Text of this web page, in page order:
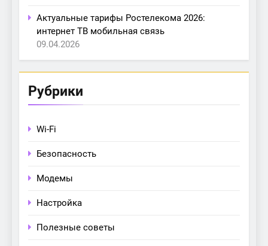
Актуальные тарифы Ростелекома 2026:
интернет ТВ мобильная связь
09.04.2026
Рубрики
Wi-Fi
Безопасность
Модемы
Настройка
Полезные советы